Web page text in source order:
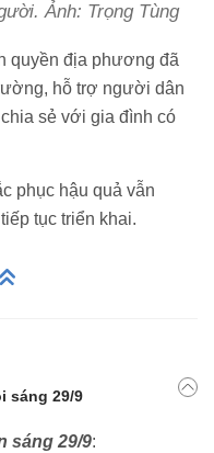
Ảnh: Trọng Tùng
quyền địa phương đã
hỗ trợ người dân
sẻ với gia đình có
phục hậu quả vẫn
tục triển khai.
sáng 29/9
sáng 29/9: